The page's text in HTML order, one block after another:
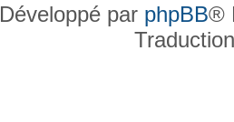
Développé par phpBB®